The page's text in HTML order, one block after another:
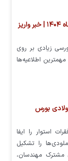
اطلاعیه‌های مهم کدال امروز شنبه ۲۰ اردیبهشت ماه ۱۴۰۴ | خبر واریز
۱۴۰۴ اطلاعیه‌های بورسی زیادی بر روی
اطلاعیه‌ها
بورس
استوار را ایفا
را تشکیل
مشترک مهندسان،